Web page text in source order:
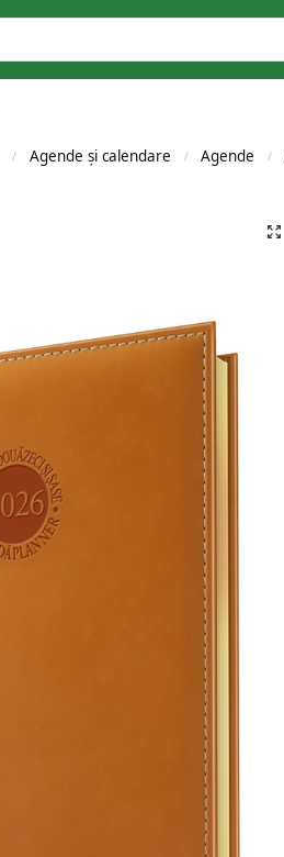
/ Agende și calendare / Agende /